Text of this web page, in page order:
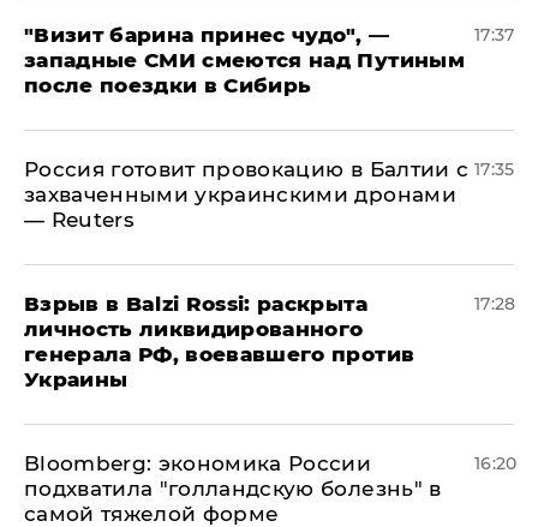
"Визит барина принес чудо", —
западные СМИ смеются над Путиным
после поездки в Сибирь
17:37
​Россия готовит провокацию в Балтии с
захваченными украинскими дронами
— Reuters
17:35
​Взрыв в Balzi Rossi: раскрыта
личность ликвидированного
генерала РФ, воевавшего против
Украины
17:28
Bloomberg: экономика России
подхватила "голландскую болезнь" в
самой тяжелой форме
16:20